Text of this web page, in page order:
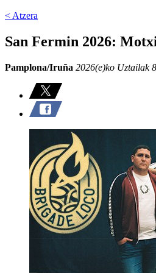
< Atzera
San Fermin 2026:
Pamplona/Iruña 2026(e)ko Uztailak 8